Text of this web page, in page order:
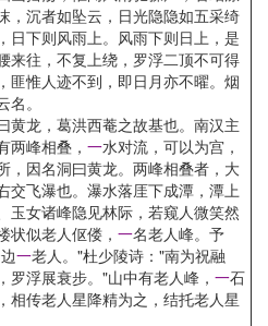
，沉者如坠云，日光隐隐如五采绮
日下则风雨上。风雨下则日上，是
来往，不复上绕，罗浮二顶不可得
匪惟人迹不到，即日月亦不曜。烟
。
龙，葛洪西菴之故基也。南汉主
两峰相叠， 一水对流，可以为宫，
，因名洞曰黄龙。两峰相叠者，大
交飞瀑也。瀑水落厓下成潭，潭上
玉女诸峰隐见林际，若窥人微笑然
状似老人伛偻， 一名老人峰。予
一老人。"杜少陵诗："南为祝融
浮展衰步。"山中有老人峰， 一石
相传老人星降精为之，结托老人星